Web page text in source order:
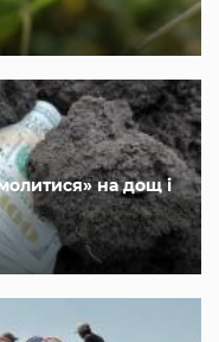
на дощ і